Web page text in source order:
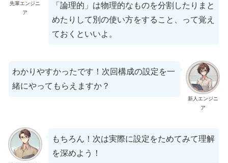
先輩エンジニ
ア
「論理的」は物理的なものを分割したりまと
めたりして別の使い方をすること、って覚え
ておくといいよ。
新人エンジニ
ア
わかりやすかったです！次回構成の設定を一
緒にやってもらえますか？
もちろん！次は実際に設定をためてみて理解
を深めよう！